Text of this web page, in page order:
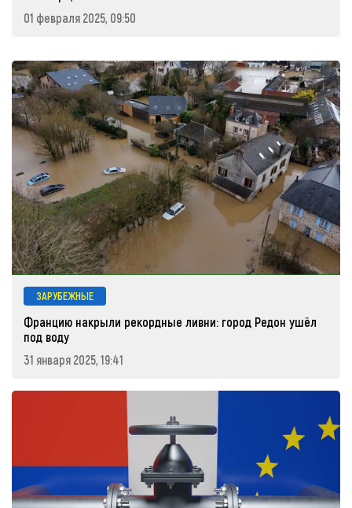
01 февраля 2025, 09:50
ЗАРУБЕЖНЫЕ
Францию накрыли рекордные ливни: город Редон ушёл
под воду
31 января 2025, 19:41